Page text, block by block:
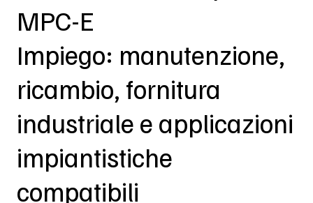
MPC-E
Impiego: manutenzione,
ricambio, fornitura
industriale e applicazioni
impiantistiche
compatibili